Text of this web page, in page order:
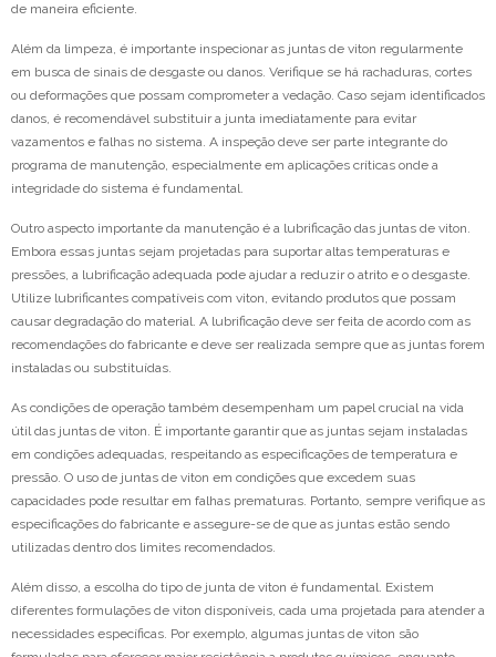
de maneira eficiente.
Além da limpeza, é importante inspecionar as juntas de viton regularmente
em busca de sinais de desgaste ou danos. Verifique se há rachaduras, cortes
ou deformações que possam comprometer a vedação. Caso sejam identificados
danos, é recomendável substituir a junta imediatamente para evitar
vazamentos e falhas no sistema. A inspeção deve ser parte integrante do
programa de manutenção, especialmente em aplicações críticas onde a
integridade do sistema é fundamental.
Outro aspecto importante da manutenção é a lubrificação das juntas de viton.
Embora essas juntas sejam projetadas para suportar altas temperaturas e
pressões, a lubrificação adequada pode ajudar a reduzir o atrito e o desgaste.
Utilize lubrificantes compatíveis com viton, evitando produtos que possam
causar degradação do material. A lubrificação deve ser feita de acordo com as
recomendações do fabricante e deve ser realizada sempre que as juntas forem
instaladas ou substituídas.
As condições de operação também desempenham um papel crucial na vida
útil das juntas de viton. É importante garantir que as juntas sejam instaladas
em condições adequadas, respeitando as especificações de temperatura e
pressão. O uso de juntas de viton em condições que excedem suas
capacidades pode resultar em falhas prematuras. Portanto, sempre verifique as
especificações do fabricante e assegure-se de que as juntas estão sendo
utilizadas dentro dos limites recomendados.
Além disso, a escolha do tipo de junta de viton é fundamental. Existem
diferentes formulações de viton disponíveis, cada uma projetada para atender a
necessidades específicas. Por exemplo, algumas juntas de viton são